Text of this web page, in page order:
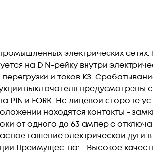
электрических
на DIN-рейку внутри
и токов КЗ.
выключателя предусмотрены
и FORK. На лицевой стороне
находятся контакты -
от одного до 63 ампер с
гашение электрической дуги
Преимущества: - Высокое